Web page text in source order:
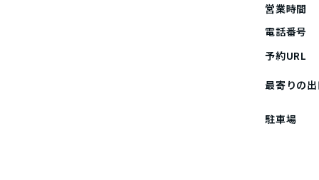
営業時間
電話番号
予約URL
最寄りの
駐車場